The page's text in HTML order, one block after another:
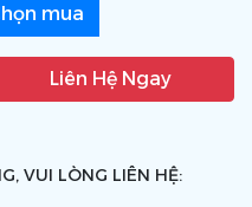
mua
Liên Hệ Ngay
VUI LÒNG LIÊN HỆ: